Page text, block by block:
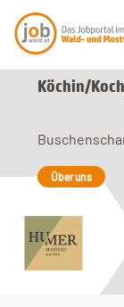
Köchin/
Über uns